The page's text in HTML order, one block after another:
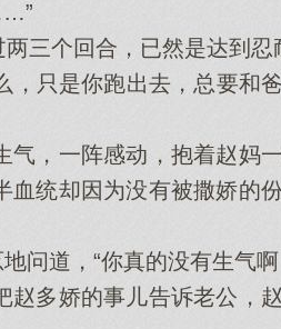
个回合，已然是达到忍
只是你跑出去，总要和
，一阵感动，抱着赵妈
血统却因为没有被撒娇的
问道，“你真的没有生气啊
多娇的事儿告诉老公，